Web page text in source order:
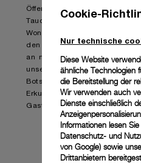
Öffentlichkeit zugänglich.
Tauchen Sie während der
Wonders in das Universum
den Genuss einer privaten
an multisensorischen Events
unserer Uhren hautnah zu
Botschafter, den
Erkundung von Innovation
Gastfreundschaft von Panerai.
ABONNIEREN
Cookie-
Nur technische
Diese Website
ähnliche Technologien
die Bereitstellung der
Wir verwenden auch
Dienste einschließlich
Informationen lesen
Datenschutz- und
von Google) sowie
Drittanbietern